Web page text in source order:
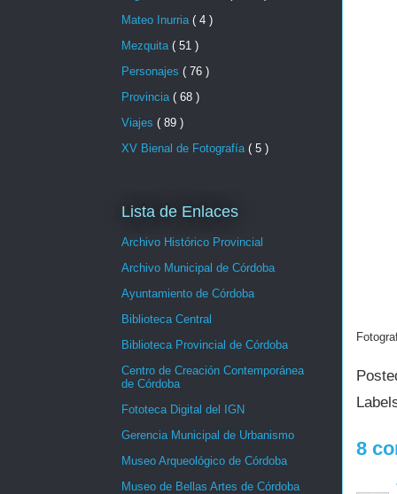
8
Mateo Inurria ( 4 )
Mezquita ( 51 )
Personajes ( 76 )
Provincia ( 68 )
Viajes ( 89 )
XV Bienal de Fotografía ( 5 )
Lista de Enlaces
Archivo Histórico Provincial
Archivo Municipal de Córdoba
Ayuntamiento de Córdoba
Biblioteca Central
Biblioteca Provincial de Córdoba
Centro de Creación Contemporánea
de Córdoba
Fototeca Digital del IGN
Gerencia Municipal de Urbanismo
Museo Arqueológico de Córdoba
Museo de Bellas Artes de Córdoba